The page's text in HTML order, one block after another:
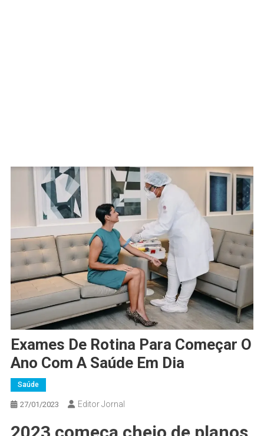
Exames De Rotina Para Começar O
Ano Com A Saúde Em Dia
Saúde
27/01/2023 Editor Jornal